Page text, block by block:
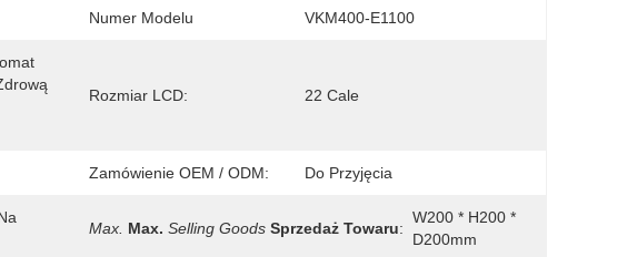
Numer Modelu VKM400-E1100
Rozmiar LCD: 22 Cale
Zamówienie OEM / ODM: Do Przyjęcia
Max. Max. Selling Goods Sprzedaż Towaru:
W200 * H200 *
D200mm